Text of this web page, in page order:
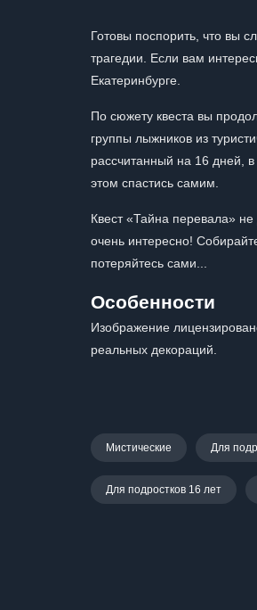
Готовы поспорить, что вы
трагедии. Если вам
Екатеринбурге.
По сюжету квеста вы
группы лыжников из
рассчитанный на 16 дней,
этом спастись самим.
Квест «Тайна перевала»
очень интересно!
потеряйтесь сами...
Особенности
Изображение
реальных декораций.
Мистические Для
Для подростков 16 лет